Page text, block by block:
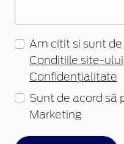
Am citit si sunt de
Condițiile site-ului
Confidențialitate
Sunt de acord să
Marketing